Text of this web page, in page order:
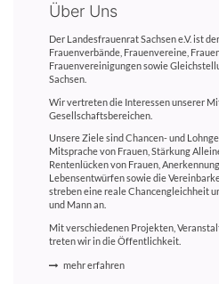
Über Uns
Der Landesfrauenrat Sachsen e.V. ist
Frauenverbände, Frauenvereine,
Frauenvereinigungen sowie
Sachsen.
Wir vertreten die Interessen unserer
Gesellschaftsbereichen.
Unsere Ziele sind Chancen- und
Mitsprache von Frauen, Stärkung
Rentenlücken von Frauen,
Lebensentwürfen sowie die
streben eine reale Chancengleichheit
und Mann an.
Mit verschiedenen Projekten,
treten wir in die Öffentlichkeit.
mehr erfahren